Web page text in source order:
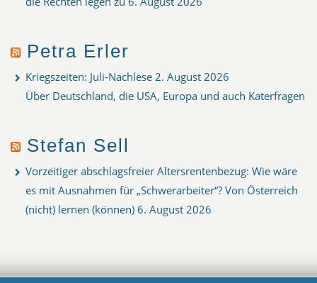
Petra Erler
Kriegszeiten: Juli-Nachlese 2. August 2026
Über Deutschland, die USA, Europa und auch Katerfragen
Stefan Sell
Vorzeitiger abschlagsfreier Altersrentenbezug: Wie wäre
es mit Ausnahmen für „Schwerarbeiter“? Von Österreich
(nicht) lernen (können) 6. August 2026